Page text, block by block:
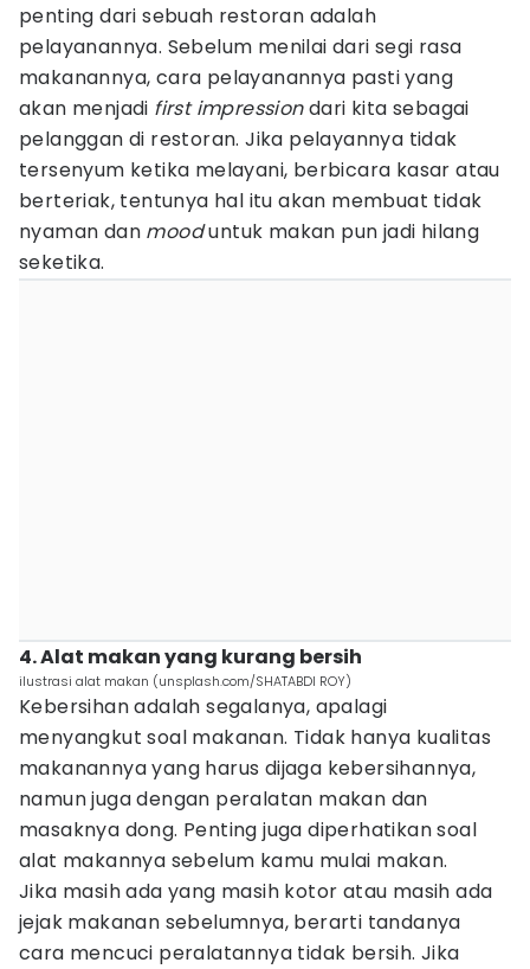
penting dari sebuah restoran adalah
pelayanannya. Sebelum menilai dari segi rasa
makanannya, cara pelayanannya pasti yang
akan menjadi first impressiondari kita sebagai
pelanggan di restoran. Jika pelayannya tidak
tersenyum ketika melayani, berbicara kasar atau
berteriak, tentunya hal itu akan membuat tidak
nyaman dan mooduntuk makan pun jadi hilang
seketika.
4. Alat makan yang kurang bersih
ilustrasi alat makan (unsplash.com/SHATABDI ROY)
Kebersihan adalah segalanya, apalagi
menyangkut soal makanan. Tidak hanya kualitas
makanannya yang harus dijaga kebersihannya,
namun juga dengan peralatan makan dan
masaknya dong. Penting juga diperhatikan soal
alat makannya sebelum kamu mulai makan.
Jika masih ada yang masih kotor atau masih ada
jejak makanan sebelumnya, berarti tandanya
cara mencuci peralatannya tidak bersih. Jika